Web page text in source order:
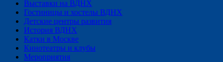
Выставки на ВДНХ
Гостиницы и хостелы ВДНХ
Детские центры развития
История ВДНХ
Катки в Москве
Кинотеатры и клубы
Мероприятия